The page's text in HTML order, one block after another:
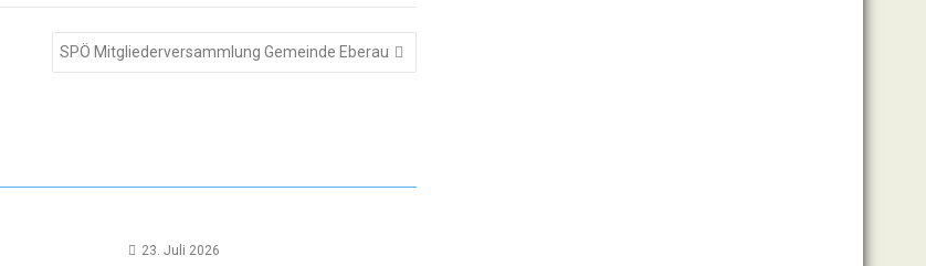
SPÖ Mitgliederversammlung Gemeinde Eberau
23. Juli 2026